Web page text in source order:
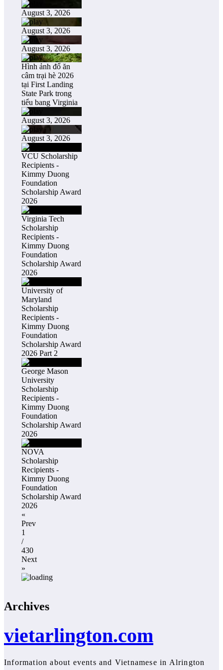
August 3, 2026
August 3, 2026
August 3, 2026
Hình ảnh đổ ăn
câm trại hè 2026
tại First Landing
State Park trong
tiểu bang Virginia
August 3, 2026
August 3, 2026
VCU Scholarship
Recipients -
Kimmy Duong
Foundation
Scholarship Award
2026
Virginia Tech
Scholarship
Recipients -
Kimmy Duong
Foundation
Scholarship Award
2026
University of
Maryland
Scholarship
Recipients -
Kimmy Duong
Foundation
Scholarship Award
2026 Part 2
George Mason
University
Scholarship
Recipients -
Kimmy Duong
Foundation
Scholarship Award
2026
NOVA
Scholarship
Recipients -
Kimmy Duong
Foundation
Scholarship Award
2026
«
Prev
1
/
430
Next
»
Archives
vietarlington.com
Information about events and Vietnamese in Alrington